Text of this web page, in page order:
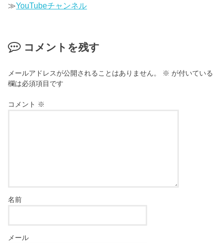
≫YouTubeチャンネル
コメントを残す
メールアドレスが公開されることはありません。 ※ が付いている
欄は必須項目です
コメント ※
名前
メール